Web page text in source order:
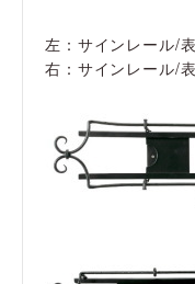
左：サインレール/
右：サインレール/